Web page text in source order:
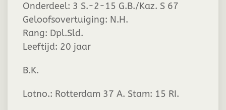
Onderdeel: 3 S.-2-15 G.B./Kaz. S 67
Geloofsovertuiging: N.H.
Rang: Dpl.Sld.
Leeftijd: 20 jaar
B.K.
Lotno.: Rotterdam 37 A. Stam: 15 RI.